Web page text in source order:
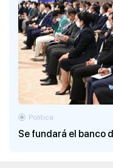
Se fundará el banco
Política